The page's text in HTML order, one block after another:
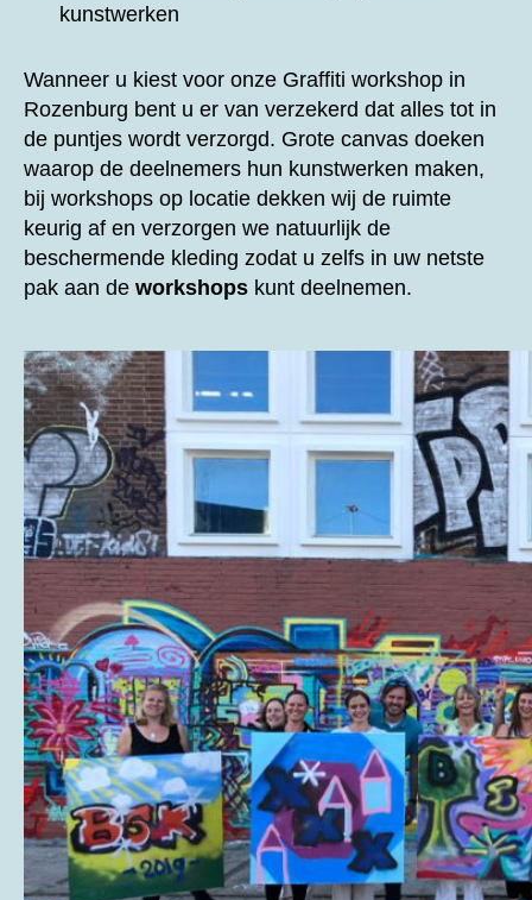
kunstwerken
Wanneer u kiest voor onze Graffiti workshop in
Rozenburg bent u er van verzekerd dat alles tot in
de puntjes wordt verzorgd. Grote canvas doeken
waarop de deelnemers hun kunstwerken maken,
bij workshops op locatie dekken wij de ruimte
keurig af en verzorgen we natuurlijk de
beschermende kleding zodat u zelfs in uw netste
pak aan de workshops kunt deelnemen.